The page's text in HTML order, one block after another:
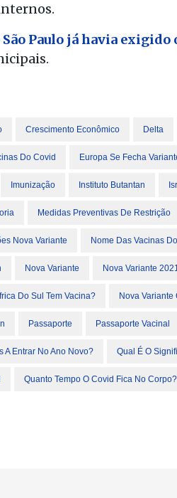
Paulo já havia
Crescimento Econômico Delta
Do Covid Europa Se Fecha
Imunização Instituto Butantan
Medidas Preventivas De Restrição
Nova Variante Nome Das Vacinas
Nova Variante Nova Variante
Do Sul Tem Vacina? Nova Variante
Passaporte Passaporte Vacinal
A Entrar No Ano Novo? Qual É O
Quanto Tempo O Covid Fica No Corpo?